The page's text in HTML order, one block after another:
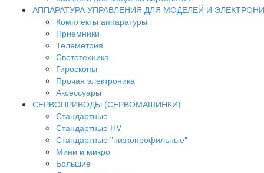
АППАРАТУРА УПРАВЛЕНИЯ ДЛЯ МОДЕЛЕЙ И
Комплекты аппаратуры
Приемники
Телеметрия
Светотехника
Гироскопы
Прочая электроника
Аксессуары
СЕРВОПРИВОДЫ (СЕРВОМАШИНКИ)
Стандартные
Стандартные HV
Стандартные "низкопрофильные"
Мини и микро
Большие